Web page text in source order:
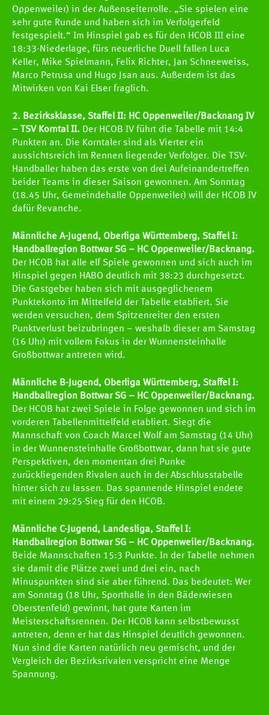
HCOB
TEAMS
SPIELE
NEWS
Newscenter
Pressestelle
Handball Aktuell
Datenbank
Oppenweiler) in der Außenseiterrolle. „Sie spielen eine
sehr gute Runde und haben sich im Verfolgerfeld
festgespielt.“ Im Hinspiel gab es für den HCOB III eine
18:33-Niederlage, fürs neuerliche Duell fallen Luca
Keller, Mike Spielmann, Felix Richter, Jan Schneeweiss,
Marco Petrusa und Hugo Jsan aus. Außerdem ist das
Mitwirken von Kai Elser fraglich.
2. Bezirksklasse, Staffel II: HC Oppenweiler/Backnang IV
– TSV Korntal II. Der HCOB IV führt die Tabelle mit 14:4
Punkten an. Die Korntaler sind als Vierter ein
aussichtsreich im Rennen liegender Verfolger. Die TSV-
Handballer haben das erste von drei Aufeinandertreffen
beider Teams in dieser Saison gewonnen. Am Sonntag
(18.45 Uhr, Gemeindehalle Oppenweiler) will der HCOB IV
dafür Revanche.
Männliche A-Jugend, Oberliga Württemberg, Staffel I:
Handballregion Bottwar SG – HC Oppenweiler/Backnang.
Der HCOB hat alle elf Spiele gewonnen und sich auch im
Hinspiel gegen HABO deutlich mit 38:23 durchgesetzt.
Die Gastgeber haben sich mit ausgeglichenem
Punktekonto im Mittelfeld der Tabelle etabliert. Sie
werden versuchen, dem Spitzenreiter den ersten
Punktverlust beizubringen – weshalb dieser am Samstag
(16 Uhr) mit vollem Fokus in der Wunnensteinhalle
Großbottwar antreten wird.
Männliche B-Jugend, Oberliga Württemberg, Staffel I:
Handballregion Bottwar SG – HC Oppenweiler/Backnang.
Der HCOB hat zwei Spiele in Folge gewonnen und sich im
vorderen Tabellenmittelfeld etabliert. Siegt die
Mannschaft von Coach Marcel Wolf am Samstag (14 Uhr)
in der Wunnensteinhalle Großbottwar, dann hat sie gute
Perspektiven, den momentan drei Punke
zurückliegenden Rivalen auch in der Abschlusstabelle
hinter sich zu lassen. Das spannende Hinspiel endete
mit einem 29:25-Sieg für den HCOB.
Männliche C-Jugend, Landesliga, Staffel I:
Handballregion Bottwar SG – HC Oppenweiler/Backnang.
Beide Mannschaften 15:3 Punkte. In der Tabelle nehmen
sie damit die Plätze zwei und drei ein, nach
Minuspunkten sind sie aber führend. Das bedeutet: Wer
am Sonntag (18 Uhr, Sporthalle in den Bäderwiesen
Oberstenfeld) gewinnt, hat gute Karten im
Meisterschaftsrennen. Der HCOB kann selbstbewusst
antreten, denn er hat das Hinspiel deutlich gewonnen.
Nun sind die Karten natürlich neu gemischt, und der
Vergleich der Bezirksrivalen verspricht eine Menge
Spannung.